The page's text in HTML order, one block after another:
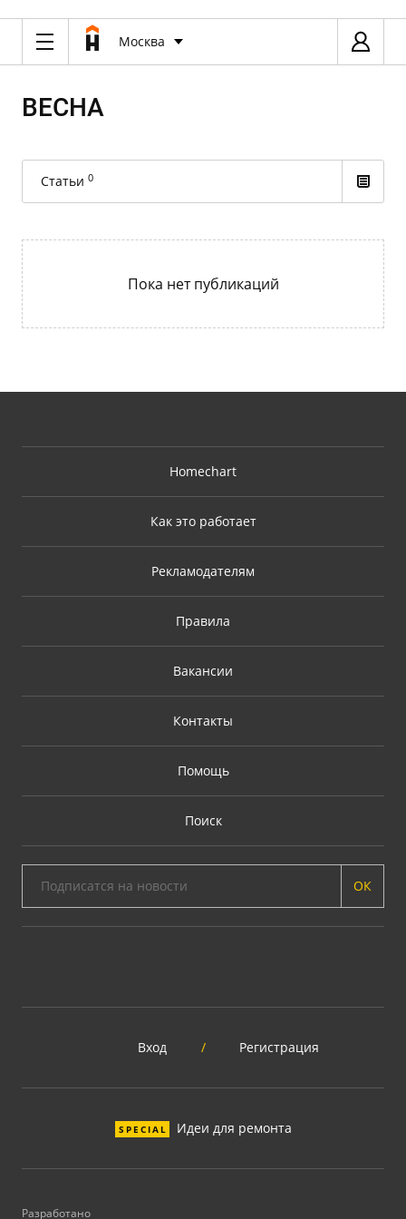
Москва
ВЕСНА
Статьи 0
Пока нет публикаций
Homechart
Как это работает
Рекламодателям
Правила
Вакансии
Контакты
Помощь
Поиск
ОК
Вход / Регистрация
SPECIAL Идеи для ремонта
Разработано